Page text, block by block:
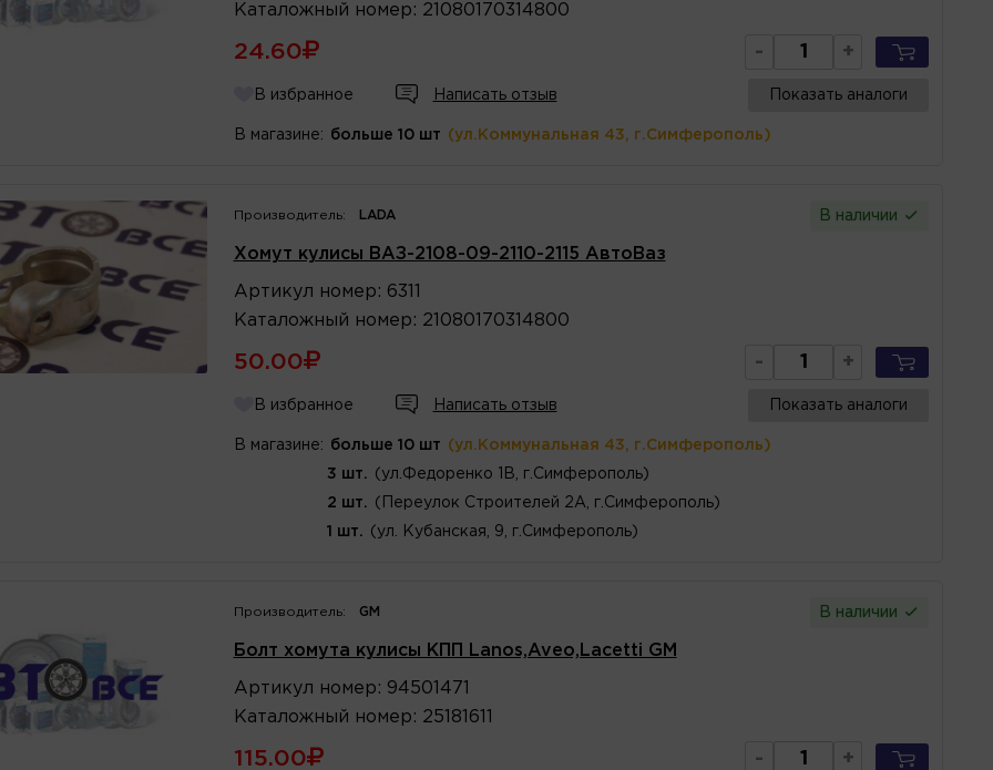
Каталожный номер : 21080170314800
24.60 - +
В избранное Написать отзыв Показать аналоги
В магазине: больше 10 шт (ул.Коммунальная 43, г.Симферополь)
Производитель: LADA В наличии
Хомут кулисы ВАЗ-2108-09-2110-2115 АвтоВаз
Артикул номер : 6311
Каталожный номер : 21080170314800
50.00 - +
В избранное Написать отзыв Показать аналоги
В магазине: больше 10 шт (ул.Коммунальная 43, г.Симферополь)
3 шт. (ул.Федоренко 1В, г.Симферополь)
2 шт. (Переулок Строителей 2А, г.Симферополь)
1 шт. (ул. Кубанская, 9, г.Симферополь)
Производитель: GM В наличии
Болт хомута кулисы КПП Lanos,Aveo,Lacetti GM
Артикул номер : 94501471
Каталожный номер : 25181611
115.00 - +